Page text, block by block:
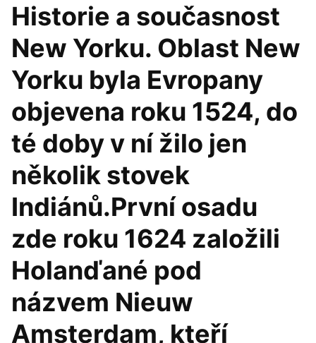
Historie a současnost
New Yorku. Oblast New
Yorku byla Evropany
objevena roku 1524, do
té doby v ní žilo jen
několik stovek
Indiánů.První osadu
zde roku 1624 založili
Holanďané pod
názvem Nieuw
Amsterdam, kteří